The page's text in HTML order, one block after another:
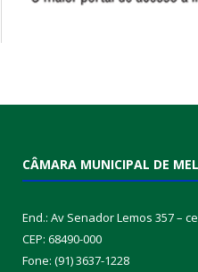
CÂMARA MUNICIPAL DE
End.: Av Senador Lemos 357 –
CEP: 68490-000
Fone: (91) 3637-1228